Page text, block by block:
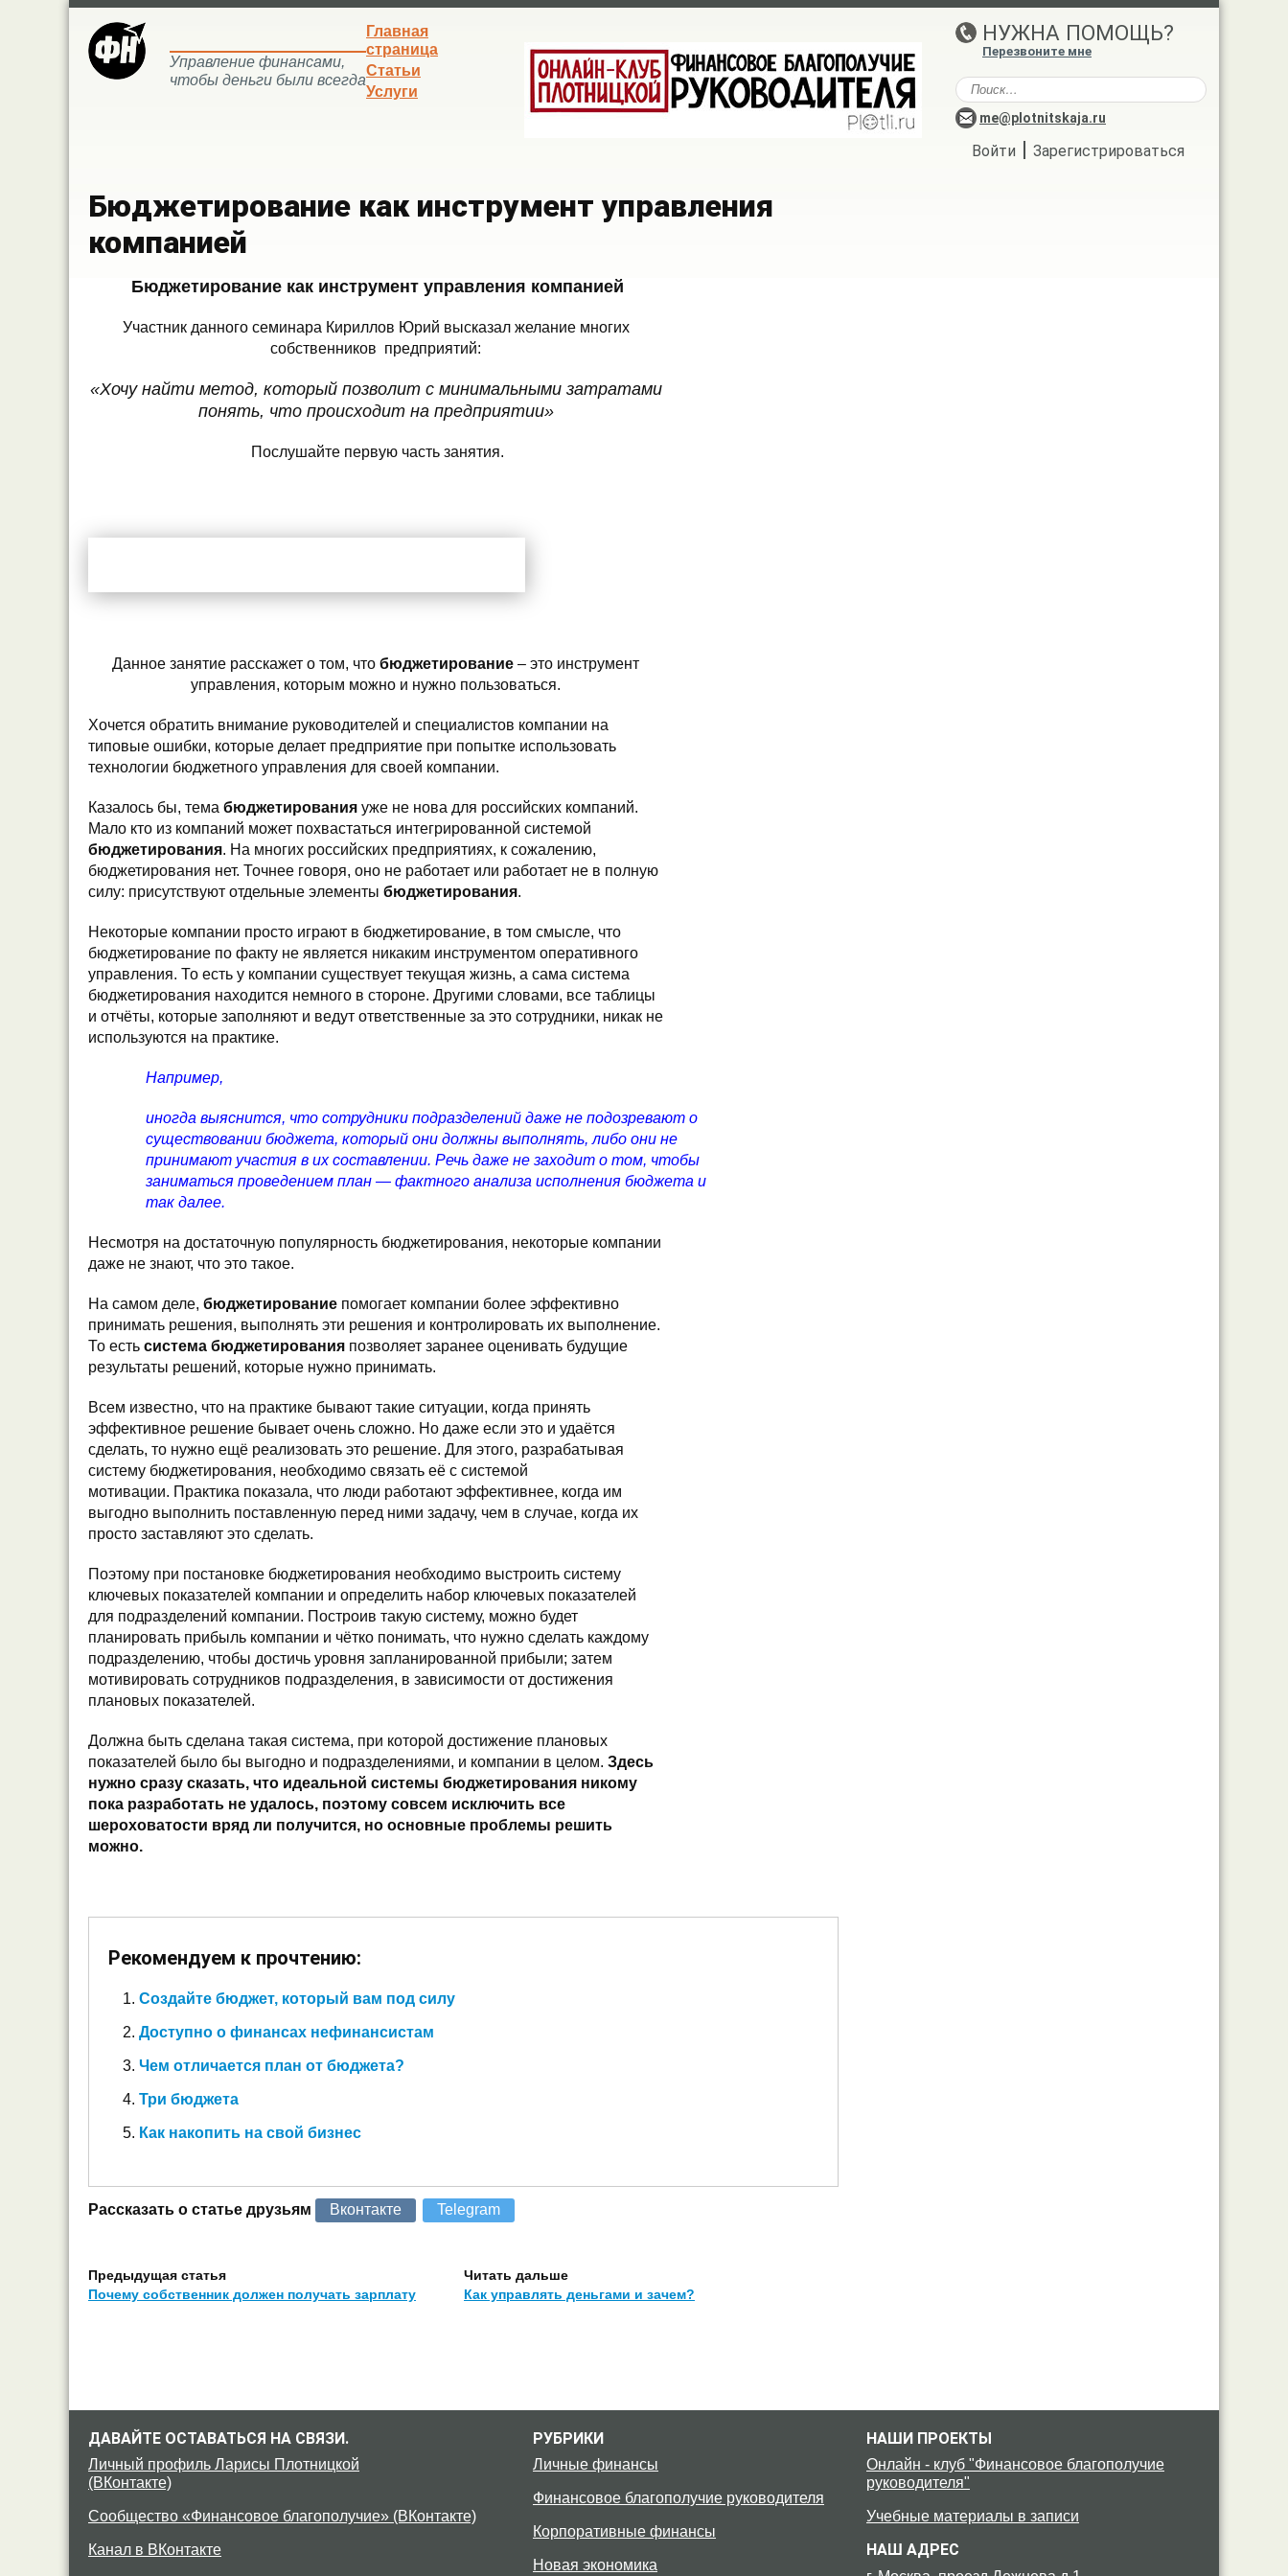
Управление финансами,
чтобы деньги были всегда
Главная
страница
Статьи
Услуги
НУЖНА ПОМОЩЬ?
Перезвоните мне
me@plotnitskaja.ru
Войти | Зарегистрироваться
Бюджетирование как инструмент управления
компанией
Бюджетирование как инструмент управления компанией
Участник данного семинара Кириллов Юрий высказал желание многих
собственников предприятий:
«Хочу найти метод, который позволит с минимальными затратами
понять, что происходит на предприятии»
Послушайте первую часть занятия.
Данное занятие расскажет о том, что бюджетирование – это инструмент
управления, которым можно и нужно пользоваться.
Хочется обратить внимание руководителей и специалистов компании на
типовые ошибки, которые делает предприятие при попытке использовать
технологии бюджетного управления для своей компании.
Казалось бы, тема бюджетирования уже не нова для российских компаний.
Мало кто из компаний может похвастаться интегрированной системой
бюджетирования. На многих российских предприятиях, к сожалению,
бюджетирования нет. Точнее говоря, оно не работает или работает не в полную
силу: присутствуют отдельные элементы бюджетирования.
Некоторые компании просто играют в бюджетирование, в том смысле, что
бюджетирование по факту не является никаким инструментом оперативного
управления. То есть у компании существует текущая жизнь, а сама система
бюджетирования находится немного в стороне. Другими словами, все таблицы
и отчёты, которые заполняют и ведут ответственные за это сотрудники, никак не
используются на практике.
Например,
иногда выяснится, что сотрудники подразделений даже не подозревают о
существовании бюджета, который они должны выполнять, либо они не
принимают участия в их составлении. Речь даже не заходит о том, чтобы
заниматься проведением план — фактного анализа исполнения бюджета и
так далее.
Несмотря на достаточную популярность бюджетирования, некоторые компании
даже не знают, что это такое.
На самом деле, бюджетирование помогает компании более эффективно
принимать решения, выполнять эти решения и контролировать их выполнение.
То есть система бюджетирования позволяет заранее оценивать будущие
результаты решений, которые нужно принимать.
Всем известно, что на практике бывают такие ситуации, когда принять
эффективное решение бывает очень сложно. Но даже если это и удаётся
сделать, то нужно ещё реализовать это решение. Для этого, разрабатывая
систему бюджетирования, необходимо связать её с системой
мотивации. Практика показала, что люди работают эффективнее, когда им
выгодно выполнить поставленную перед ними задачу, чем в случае, когда их
просто заставляют это сделать.
Поэтому при постановке бюджетирования необходимо выстроить систему
ключевых показателей компании и определить набор ключевых показателей
для подразделений компании. Построив такую систему, можно будет
планировать прибыль компании и чётко понимать, что нужно сделать каждому
подразделению, чтобы достичь уровня запланированной прибыли; затем
мотивировать сотрудников подразделения, в зависимости от достижения
плановых показателей.
Должна быть сделана такая система, при которой достижение плановых
показателей было бы выгодно и подразделениями, и компании в целом. Здесь
нужно сразу сказать, что идеальной системы бюджетирования никому
пока разработать не удалось, поэтому совсем исключить все
шероховатости вряд ли получится, но основные проблемы решить
можно.
Рекомендуем к прочтению:
Создайте бюджет, который вам под силу
Доступно о финансах нефинансистам
Чем отличается план от бюджета?
Три бюджета
Как накопить на свой бизнес
Рассказать о статье друзьям Вконтакте Telegram
Предыдущая статья
Почему собственник должен получать зарплату
Читать дальше
Как управлять деньгами и зачем?
ДАВАЙТЕ ОСТАВАТЬСЯ НА СВЯЗИ.
Личный профиль Ларисы Плотницкой
(ВКонтакте)
Сообщество «Финансовое благополучие» (ВКонтакте)
Канал в ВКонтакте
РУБРИКИ
Личные финансы
Финансовое благополучие руководителя
Корпоративные финансы
Новая экономика
НАШИ ПРОЕКТЫ
Онлайн - клуб "Финансовое благополучие
руководителя"
Учебные материалы в записи
НАШ АДРЕС